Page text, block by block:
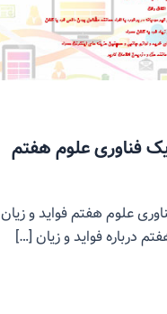
فناوری علوم هفتم
علوم هفتم فواید و زیان
درباره فواید و زیان […]